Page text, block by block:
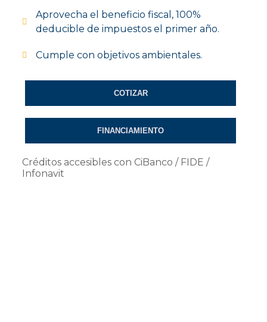
Aprovecha el beneficio fiscal, 100%
deducible de impuestos el primer año.
Cumple con objetivos ambientales.
COTIZAR
FINANCIAMIENTO
Créditos accesibles con CiBanco / FIDE /
Infonavit